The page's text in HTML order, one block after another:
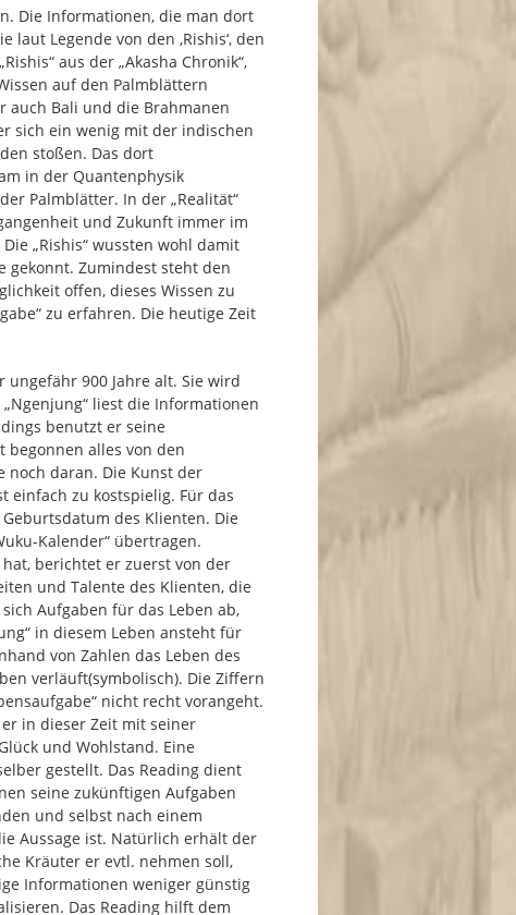
Die Informationen, die man dort
Legende von den ‚Rishis‘, den
aus der „Akasha Chronik“,
auf den Palmblättern
auch Bali und die Brahmanen
sich ein wenig mit der indischen
stoßen. Das dort
in der Quantenphysik
Palmblätter. In der „Realität“
und Zukunft immer im
„Rishis“ wussten wohl damit
gekonnt. Zumindest steht den
offen, dieses Wissen zu
zu erfahren. Die heutige Zeit
900 Jahre alt. Sie wird
liest die Informationen
benutzt er seine
begonnen alles von den
noch daran. Die Kunst der
einfach zu kostspielig. Für das
des Klienten. Die
Kalender“ übertragen.
berichtet er zuerst von der
und Talente des Klienten, die
Aufgaben für das Leben ab,
in diesem Leben ansteht für
von Zahlen das Leben des
verläuft(symbolisch). Die Ziffern
nicht recht vorangeht.
in dieser Zeit mit seiner
und Wohlstand. Eine
gestellt. Das Reading dient
seine zukünftigen Aufgaben
und selbst nach einem
Aussage ist. Natürlich erhält der
Kräuter er evtl. nehmen soll,
Informationen weniger günstig
Das Reading hilft dem